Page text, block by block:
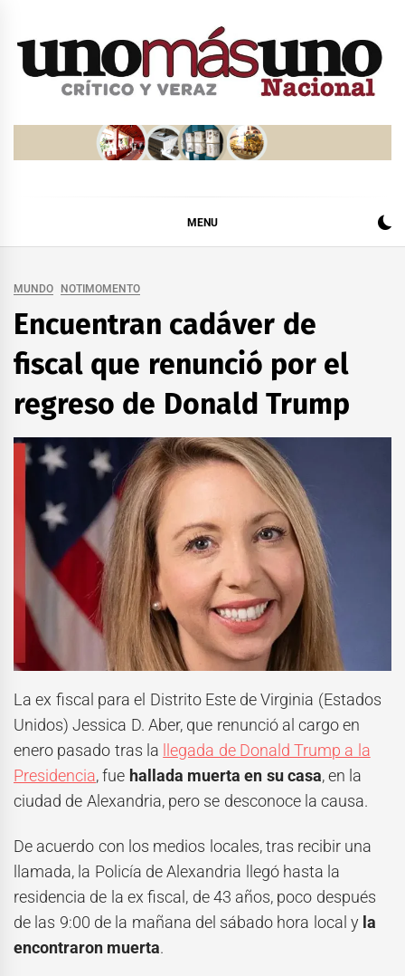
MENU
MUNDO NOTIMOMENTO
Encuentran cadáver de
fiscal que renunció por el
regreso de Donald Trump
La ex fiscal para el Distrito Este de Virginia (Estados
Unidos) Jessica D. Aber, que renunció al cargo en
enero pasado tras la
llegada de Donald Trump a la
Presidencia, fue hallada muerta en su casa, en la
ciudad de Alexandria, pero se desconoce la causa.
De acuerdo con los medios locales, tras recibir una
llamada, la Policía de Alexandria llegó hasta la
residencia de la ex fiscal, de 43 años, poco después
de las 9:00 de la mañana del sábado hora local y la
encontraron muerta.